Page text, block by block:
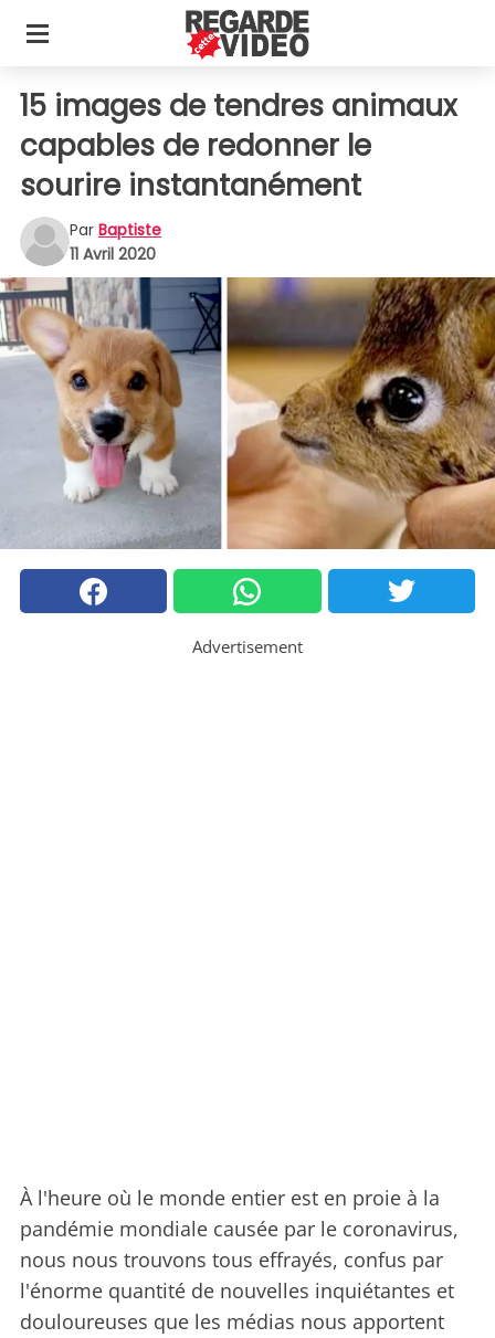
15 images de tendres animaux
capables de redonner le
sourire instantanément
Par Baptiste
11 Avril 2020
Advertisement
À l'heure où le monde entier est en proie à la
pandémie mondiale causée par le coronavirus,
nous nous trouvons tous effrayés, confus par
l'énorme quantité de nouvelles inquiétantes et
douloureuses que les médias nous apportent